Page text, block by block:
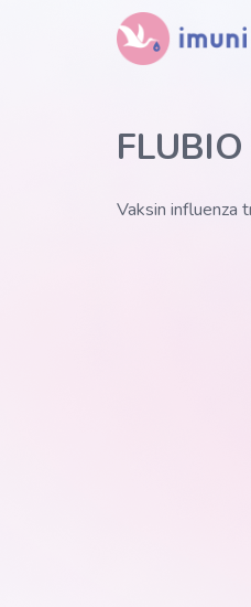
Vaksin influenza